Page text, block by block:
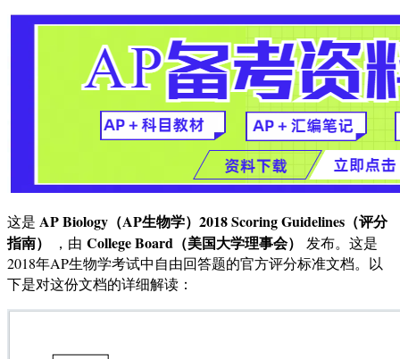
这是 AP Biology（AP生物学）2018 Scoring Guidelines（评分
指南）
，由 College Board（美国大学理事会）
发布。这是
2018年AP生物学考试中自由回答题的官方评分标准文档。以
下是对这份文档的详细解读：